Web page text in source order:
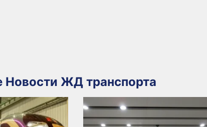
Новости ЖД транспорта